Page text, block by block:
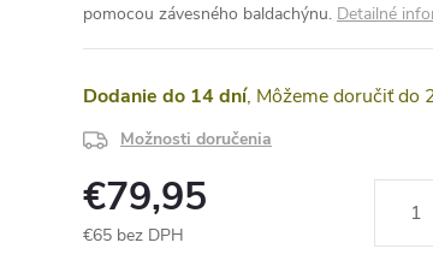
pomocou závesného baldachýnu. Detailné
Dodanie do 14 dní
Možnosti doručenia
€79,95
€65 bez DPH